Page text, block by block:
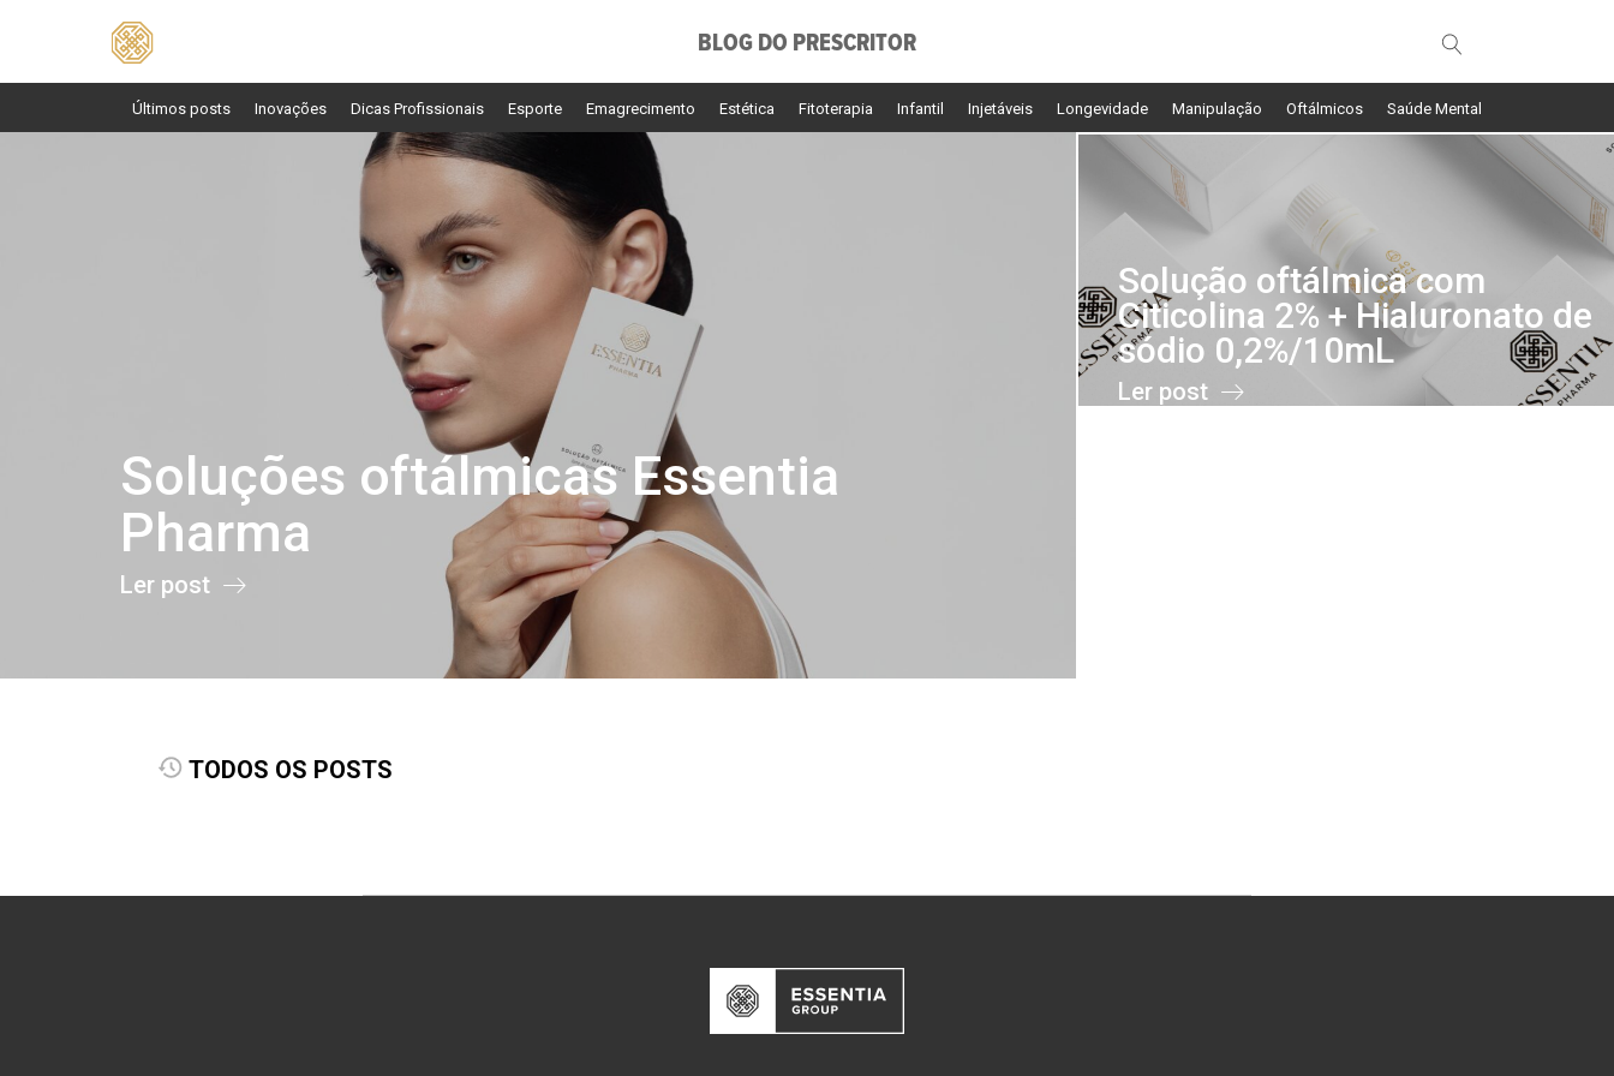
BLOG DO PRESCRITOR
Últimos posts Inovações Dicas Profissionais Esporte Emagrecimento Estética Fitoterapia Infantil Injetáveis Longevidade Manipulação Oftálmicos Saúde Mental
Soluções oftálmicas Essentia
Pharma
Ler post
Solução oftálmica com
Citicolina 2% + Hialuronato de
sódio 0,2%/10mL
Ler post
TODOS OS POSTS